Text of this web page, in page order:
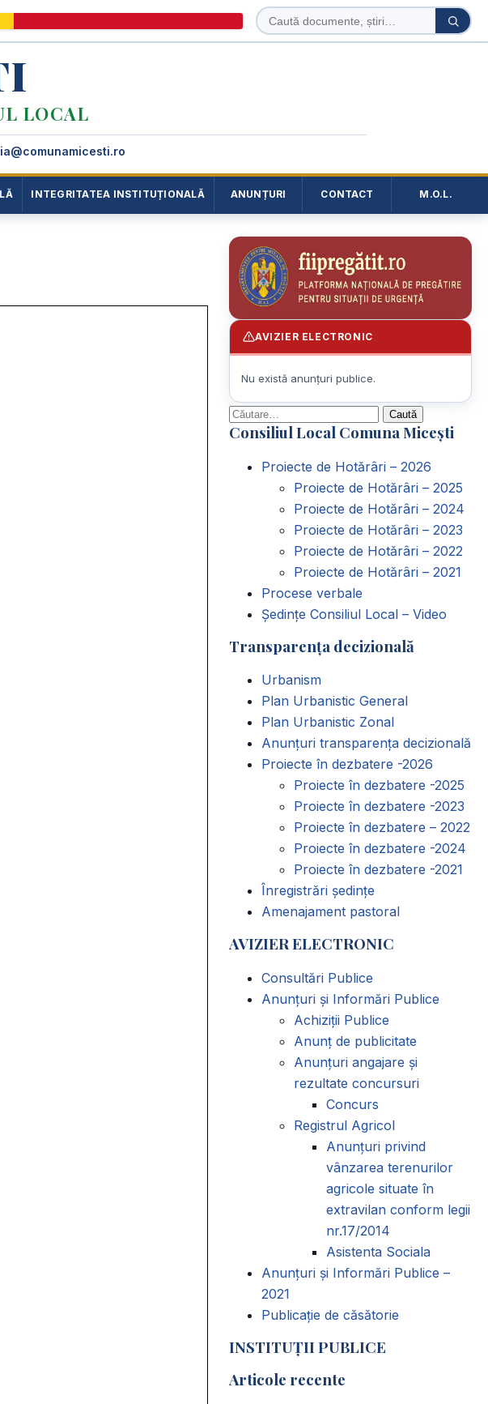
Caută
în
Caută
LOCAL
INTEGRITATEA INSTITUȚIONALĂ ANUNȚURI CONTACT M.O.L.
AVIZIER ELECTRONIC
Nu există anunțuri publice.
Caută
după:
Consiliul Local Comuna Micești
Proiecte de Hotărâri – 2026
Proiecte de Hotărâri – 2025
Proiecte de Hotărâri – 2024
Proiecte de Hotărâri – 2023
Proiecte de Hotărâri – 2022
Proiecte de Hotărâri – 2021
Procese verbale
Ședințe Consiliul Local – Video
Transparența decizională
Urbanism
Plan Urbanistic General
Plan Urbanistic Zonal
Anunțuri transparența decizională
Proiecte în dezbatere -2026
Proiecte în dezbatere -2025
Proiecte în dezbatere -2023
Proiecte în dezbatere – 2022
Proiecte în dezbatere -2024
Proiecte în dezbatere -2021
Înregistrări ședințe
Amenajament pastoral
AVIZIER ELECTRONIC
Consultări Publice
Anunțuri și Informări Publice
Achiziții Publice
Anunț de publicitate
Anunțuri angajare și
rezultate concursuri
Concurs
Registrul Agricol
Anunţuri privind
vânzarea terenurilor
agricole situate în
extravilan conform legii
nr.17/2014
Asistenta Sociala
Anunțuri și Informări Publice –
2021
Publicație de căsătorie
INSTITUȚII PUBLICE
Articole recente